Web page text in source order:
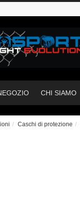
CHI SIAMO
Caschi di protezione